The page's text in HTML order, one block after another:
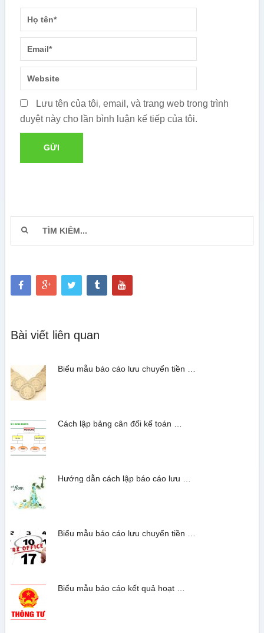
Lưu tên của tôi, email, và trang web trong trình
duyệt này cho lần bình luận kế tiếp của tôi.
Bài viết liên quan
Biểu mẫu báo cáo lưu chuyển tiền …
Cách lập bảng cân đối kế toán …
Hướng dẫn cách lập báo cáo lưu …
Biểu mẫu báo cáo lưu chuyển tiền …
Biểu mẫu báo cáo kết quả hoạt …